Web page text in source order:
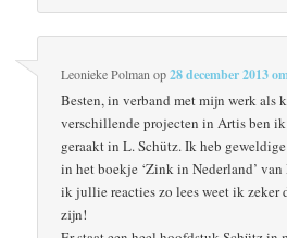
Leonieke Polman op28 december 2013
Besten, in verband met mijn werk als
verschillende projecten in Artis ben ik
geraakt in L. Schütz. Ik heb
in het boekje ‘Zink in Nederland’
ik jullie reacties zo lees weet ik zeker
zijn!